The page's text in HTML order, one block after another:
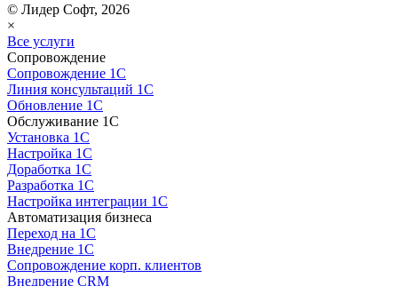
© Лидер Софт, 2026
×
Все услуги
Сопровождение
Сопровождение 1С
Линия консультаций 1С
Обновление 1С
Обслуживание 1С
Установка 1С
Настройка 1С
Доработка 1С
Разработка 1С
Настройка интеграции 1С
Автоматизация бизнеса
Переход на 1С
Внедрение 1С
Сопровождение корп. клиентов
Внедрение CRM